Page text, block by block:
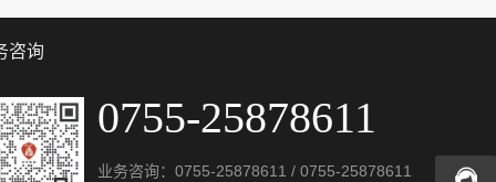
咨询
0755-25878611
业务咨询： 0755-25878611 / 0755-25878611